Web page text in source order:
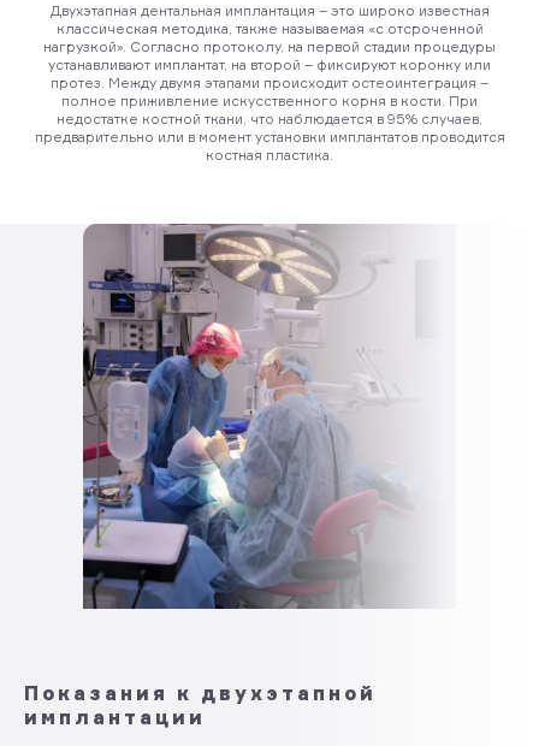
Двухэтапная дентальная имплантация – это широко известная
классическая методика, также называемая «с отсроченной
нагрузкой». Согласно протоколу, на первой стадии процедуры
устанавливают имплантат, на второй – фиксируют коронку или
протез. Между двумя этапами происходит остеоинтеграция –
полное приживление искусственного корня в кости. При
недостатке костной ткани, что наблюдается в 95% случаев,
предварительно или в момент установки имплантатов проводится
костная пластика.
Показания к двухэтапной
имплантации